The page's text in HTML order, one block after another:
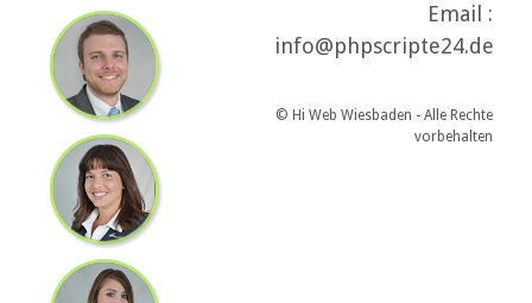
Email :
info@phpscripte24.de
© Hi Web Wiesbaden - Alle Rechte
vorbehalten